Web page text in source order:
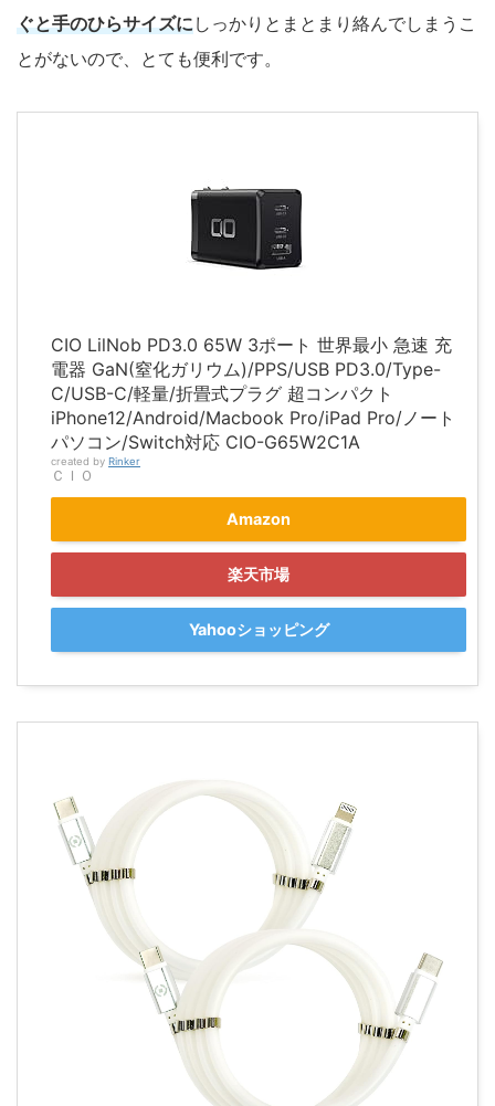
ぐと手のひらサイズにしっかりとまとまり絡んでしまうこ
とがないので、とても便利です。
CIO LilNob PD3.0 65W 3ポート 世界最小 急速 充
電器 GaN(窒化ガリウム)/PPS/USB PD3.0/Type-
C/USB-C/軽量/折畳式プラグ 超コンパクト
iPhone12/Android/Macbook Pro/iPad Pro/ノート
パソコン/Switch対応 CIO-G65W2C1A
created by Rinker
ＣＩＯ
Amazon
楽天市場
Yahooショッピング